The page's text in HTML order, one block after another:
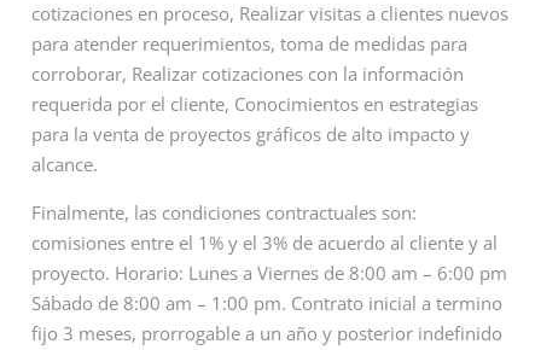
cotizaciones en proceso, Realizar visitas a clientes nuevos
para atender requerimientos, toma de medidas para
corroborar, Realizar cotizaciones con la información
requerida por el cliente, Conocimientos en estrategias
para la venta de proyectos gráficos de alto impacto y
alcance.
Finalmente, las condiciones contractuales son:
comisiones entre el 1% y el 3% de acuerdo al cliente y al
proyecto. Horario: Lunes a Viernes de 8:00 am – 6:00 pm
Sábado de 8:00 am – 1:00 pm. Contrato inicial a termino
fijo 3 meses, prorrogable a un año y posterior indefinido